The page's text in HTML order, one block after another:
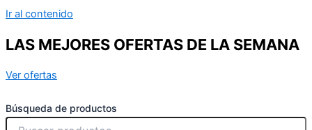
Ir al contenido
LAS MEJORES OFERTAS DE LA SEMANA
Ver ofertas
Búsqueda de productos